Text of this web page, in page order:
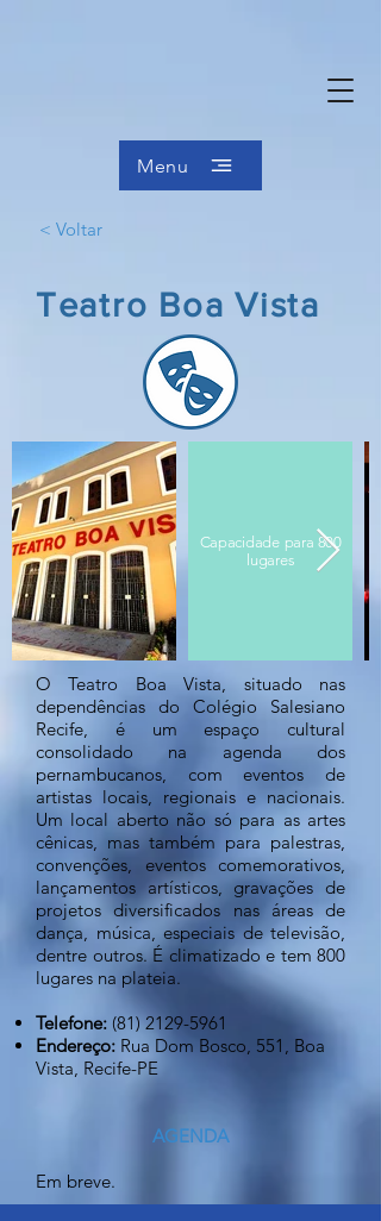
Menu
< Voltar
Teatro Boa Vista
Capacidade para 800
lugares
O Teatro Boa Vista, situado nas
dependências do Colégio Salesiano
Recife, é um espaço cultural
consolidado na agenda dos
pernambucanos, com eventos de
artistas locais, regionais e nacionais.
Um local aberto não só para as artes
cênicas, mas também para palestras,
convenções, eventos comemorativos,
lançamentos artísticos, gravações de
projetos diversificados nas áreas de
dança, música, especiais de televisão,
dentre outros. É climatizado e tem 800
lugares na plateia.
Telefone: (81) 2129-5961
Endereço: Rua Dom Bosco, 551, Boa
Vista, Recife-PE
AGENDA
Em breve.